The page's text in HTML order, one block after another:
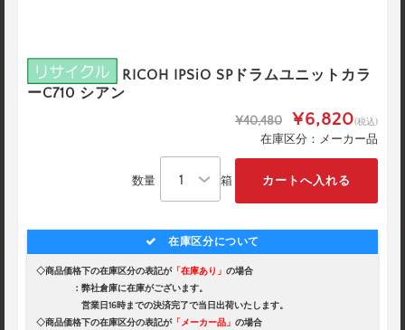
RICOH IPSiO SPドラムユニットカラ
ーC710 シアン
¥40,480 ¥6,820(税込)
在庫区分：メーカー品
数量 箱
在庫区分について
◇商品価格下の在庫区分の表記が「在庫あり」 の場合
：弊社倉庫に在庫がございます。
営業日16時までの決済完了で当日出荷いたします。
◇商品価格下の在庫区分の表記が「メーカー品」 の場合